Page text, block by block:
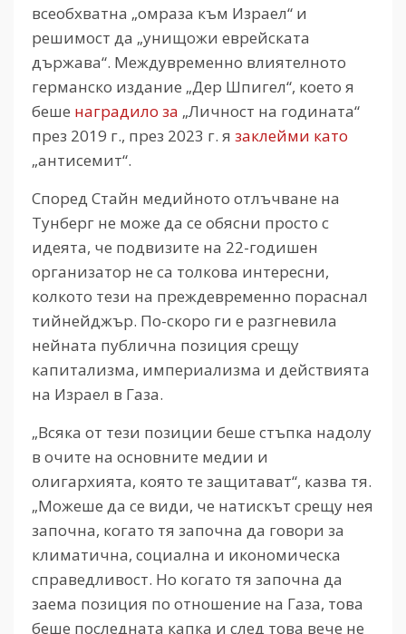
всеобхватна „омраза към Израел“ и
решимост да „унищожи еврейската
държава“. Междувременно влиятелното
германско издание „Дер Шпигел“, което я
беше наградило за „Личност на годината“
през 2019 г., през 2023 г. я заклейми като
„антисемит“.
Според Стайн медийното отлъчване на
Тунберг не може да се обясни просто с
идеята, че подвизите на 22-годишен
организатор не са толкова интересни,
колкото тези на преждевременно пораснал
тийнейджър. По-скоро ги е разгневила
нейната публична позиция срещу
капитализма, империализма и действията
на Израел в Газа.
„Всяка от тези позиции беше стъпка надолу
в очите на основните медии и
олигархията, която те защитават“, казва тя.
„Можеше да се види, че натискът срещу нея
започна, когато тя започна да говори за
климатична, социална и икономическа
справедливост. Но когато тя започна да
заема позиция по отношение на Газа, това
беше последната капка и след това вече не